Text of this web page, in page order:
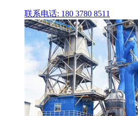
联系电话: 180 3780 8511